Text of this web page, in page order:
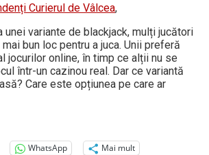
Curierul de Vâlcea,
unei variante de blackjack, mulți jucători
bun loc pentru a juca. Unii preferă
jocurilor online, în timp ce alții nu se
într-un cazinou real. Dar ce variantă
Care este opțiunea pe care ar
WhatsApp
Mai mult